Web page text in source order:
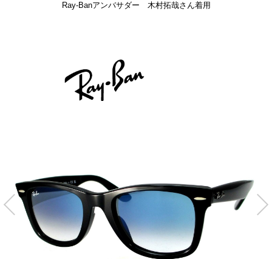
Ray-Banアンバサダー 木村拓哉さん着用